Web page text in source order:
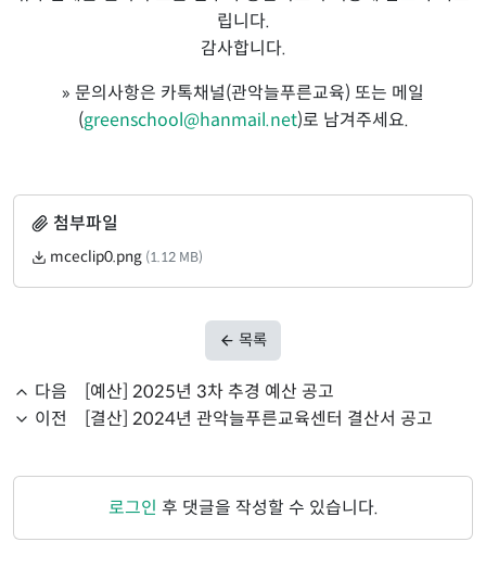
립니다.
감사합니다.
» 문의사항은 카톡채널(관악늘푸른교육) 또는 메일
(greenschool@hanmail.net)로 남겨주세요.
첨부파일
mceclip0.png (1.12 MB)
목록
다음
[예산] 2025년 3차 추경 예산 공고
이전
[결산] 2024년 관악늘푸른교육센터 결산서 공고
로그인 후 댓글을 작성할 수 있습니다.